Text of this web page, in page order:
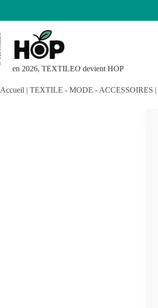
contenu
en 2026, TEXTILEO devient HOP
Accueil | TEXTILE - MODE - ACCESSOIRES |